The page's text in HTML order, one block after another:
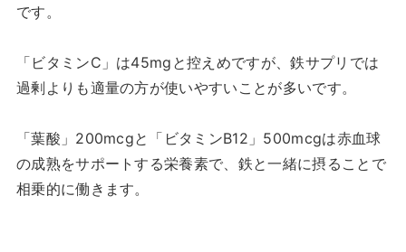
です。
「ビタミンC」は45mgと控えめですが、鉄サプリでは
過剰よりも適量の方が使いやすいことが多いです。
「葉酸」200mcgと「ビタミンB12」500mcgは赤血球
の成熟をサポートする栄養素で、鉄と一緒に摂ることで
相乗的に働きます。